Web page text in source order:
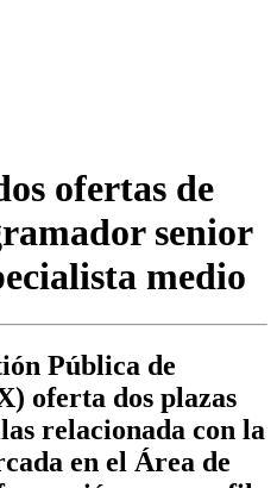
ofertas de
senior
medio
Pública de
oferta dos plazas
relacionada con la
en el Área de